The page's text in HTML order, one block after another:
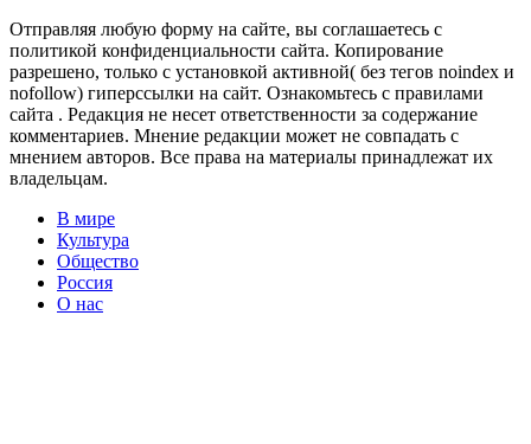
Отправляя любую форму на сайте, вы соглашаетесь с
политикой конфиденциальности сайта. Копирование
разрешено, только с установкой активной( без тегов noindex и
nofollow) гиперссылки на сайт. Ознакомьтесь с правилами
сайта . Редакция не несет ответственности за содержание
комментариев. Мнение редакции может не совпадать с
мнением авторов. Все права на материалы принадлежат их
владельцам.
В мире
Культура
Общество
Россия
О нас